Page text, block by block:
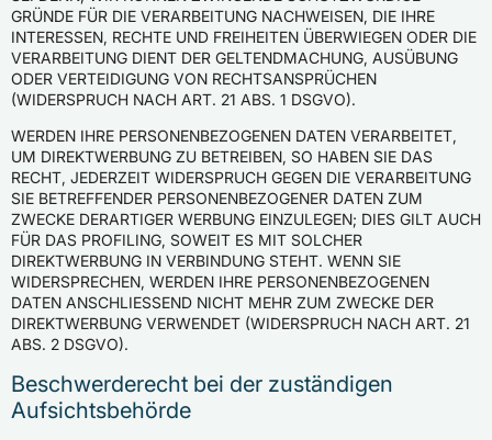
GRÜNDE FÜR DIE VERARBEITUNG NACHWEISEN, DIE IHRE
INTERESSEN, RECHTE UND FREIHEITEN ÜBERWIEGEN ODER DIE
VERARBEITUNG DIENT DER GELTENDMACHUNG, AUSÜBUNG
ODER VERTEIDIGUNG VON RECHTSANSPRÜCHEN
(WIDERSPRUCH NACH ART. 21 ABS. 1 DSGVO).
WERDEN IHRE PERSONENBEZOGENEN DATEN VERARBEITET,
UM DIREKTWERBUNG ZU BETREIBEN, SO HABEN SIE DAS
RECHT, JEDERZEIT WIDERSPRUCH GEGEN DIE VERARBEITUNG
SIE BETREFFENDER PERSONENBEZOGENER DATEN ZUM
ZWECKE DERARTIGER WERBUNG EINZULEGEN; DIES GILT AUCH
FÜR DAS PROFILING, SOWEIT ES MIT SOLCHER
DIREKTWERBUNG IN VERBINDUNG STEHT. WENN SIE
WIDERSPRECHEN, WERDEN IHRE PERSONENBEZOGENEN
DATEN ANSCHLIESSEND NICHT MEHR ZUM ZWECKE DER
DIREKTWERBUNG VERWENDET (WIDERSPRUCH NACH ART. 21
ABS. 2 DSGVO).
Beschwerde­recht bei der zuständigen
Aufsichts­behörde